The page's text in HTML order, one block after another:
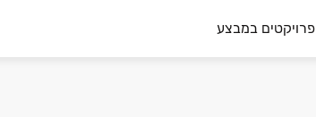
פרויקטים במבצע